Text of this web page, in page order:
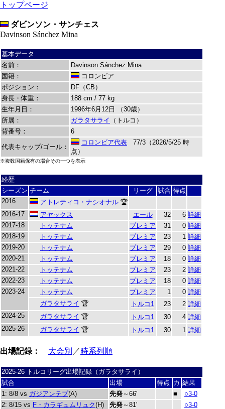
トップページ
ダビンソン・サンチェス
Davinson Sánchez Mina
基本データ
名前：
Davinson Sánchez Mina
国籍：
コロンビア
ポジション：
DF（CB）
身長・体重：
188 cm / 77 kg
生年月日：
1996年6月12日 （30歳）
所属：
ガラタサライ
（トルコ）
背番号：
6
代表キャップ/ゴール：
コロンビア代表 77/3（2026/5/25 時
点）
※複数国籍保有の場合その一つを表示
経歴
シーズン チーム リーグ 試合 得点
2016
アトレティコ・ナシオナル 🏆
2016-17
アヤックス エール 32 6 詳細
2017-18
トッテナム プレミア 31 0 詳細
2018-19
トッテナム プレミア 23 1 詳細
2019-20
トッテナム プレミア 29 0 詳細
2020-21
トッテナム プレミア 18 0 詳細
2021-22
トッテナム プレミア 23 2 詳細
2022-23
トッテナム プレミア 18 0 詳細
2023-24
トッテナム プレミア 1 0 詳細
ガラタサライ 🏆 トルコ1 23 2 詳細
2024-25
ガラタサライ 🏆 トルコ1 30 4 詳細
2025-26
ガラタサライ 🏆 トルコ1 30 1 詳細
出場記録： 大会別 ／時系列順
2025-26 トルコリーグ出場記録（ガラタサライ）
試合
出場 得点 カ 結果
1: 8/8 vs ガジアンテプ(A) 先発～66' ■
○3-0
2: 8/15 vs F・カラギュムリュク(H) 先発～81'
○3-0